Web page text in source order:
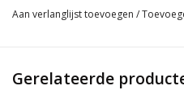
Aan verlanglijst toevoegen /
Gerelateerde